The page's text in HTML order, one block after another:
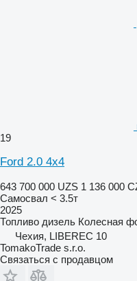
19
Ford 2.0 4x4
643 700 000 UZS 1 136 000
Самосвал < 3.5т
2025
Топливо дизель Колесная
Чехия, LIBEREC 10
TomakoTrade s.r.o.
Связаться с продавцом